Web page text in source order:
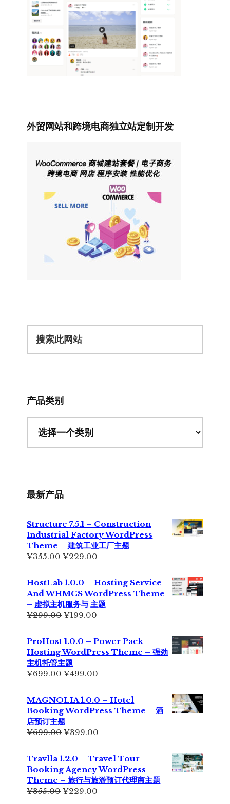
外贸网站和跨境电商独立站定制开发
产品类别
最新产品
Structure 7.5.1 – Construction
Industrial Factory WordPress
Theme – 建筑工业工厂主题
¥355.00原
为：
¥355.00。
¥229.00
价
格
为：
¥229.00。
HostLab 1.0.0 – Hosting Service
And WHMCS WordPress Theme
– 虚拟主机服务与 主题
¥299.00原
为：
¥299.00。
¥199.00
价
格
为：
ProHost 1.0.0 – Power Pack
Hosting WordPress Theme – 强劲
主机托管主题
¥699.00原
为：
¥699.00。
¥499.00
价
格
为：
MAGNOLIA 1.0.0 – Hotel
Booking WordPress Theme – 酒
店预订主题
¥699.00原
为：
¥699.00。
¥399.00
格
为：
¥399.00。
Travlla 1.2.0 – Travel Tour
Booking Agency WordPress
Theme – 旅行与旅游预订代理商主题
¥355.00原
¥229.00